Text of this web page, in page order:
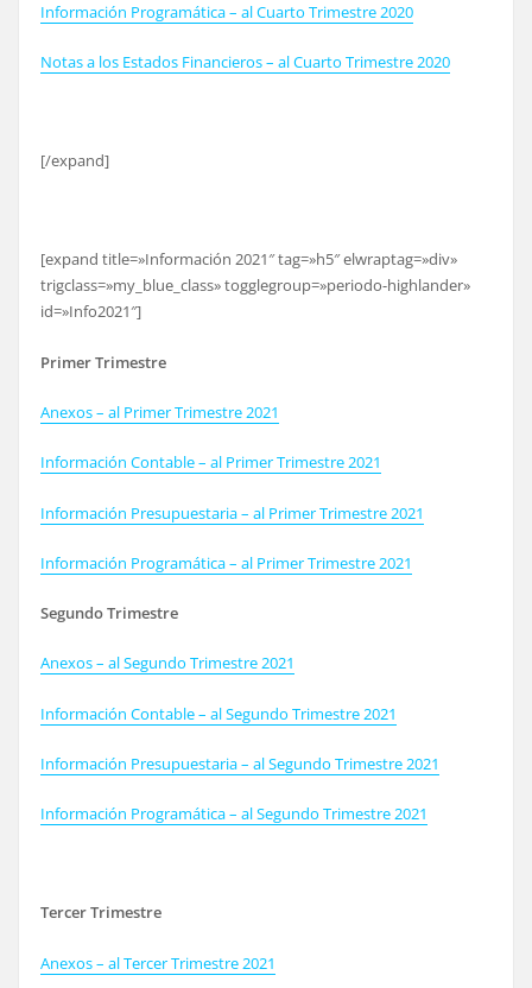
Información Programática – al Cuarto Trimestre 2020
Notas a los Estados Financieros – al Cuarto Trimestre 2020
[/expand]
[expand title=»Información 2021″ tag=»h5″ elwraptag=»div»
trigclass=»my_blue_class» togglegroup=»periodo-highlander»
id=»Info2021″]
Primer Trimestre
Anexos – al Primer Trimestre 2021
Información Contable – al Primer Trimestre 2021
Información Presupuestaria – al Primer Trimestre 2021
Información Programática – al Primer Trimestre 2021
Segundo Trimestre
Anexos – al Segundo Trimestre 2021
Información Contable – al Segundo Trimestre 2021
Información Presupuestaria – al Segundo Trimestre 2021
Información Programática – al Segundo Trimestre 2021
Tercer Trimestre
Anexos – al Tercer Trimestre 2021